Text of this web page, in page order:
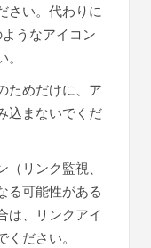
さい。代わりに
うなアイコン
ためだけに、ア
込まないでくだ
リンク監視、
る可能性がある
は、リンクアイ
ださい。